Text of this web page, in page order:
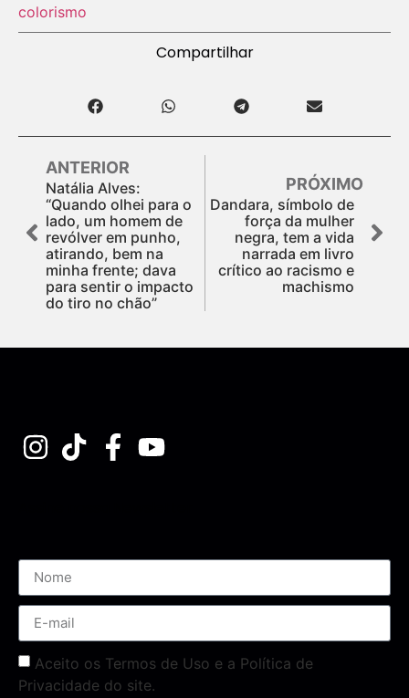
colorismo
Compartilhar
ANTERIOR
Natália Alves:
“Quando olhei para o
lado, um homem de
revólver em punho,
atirando, bem na
minha frente; dava
para sentir o impacto
do tiro no chão”
PRÓXIMO
Dandara, símbolo de
força da mulher
negra, tem a vida
narrada em livro
crítico ao racismo e
machismo
Aceito os Termos de Uso e a Política de
Privacidade do site.